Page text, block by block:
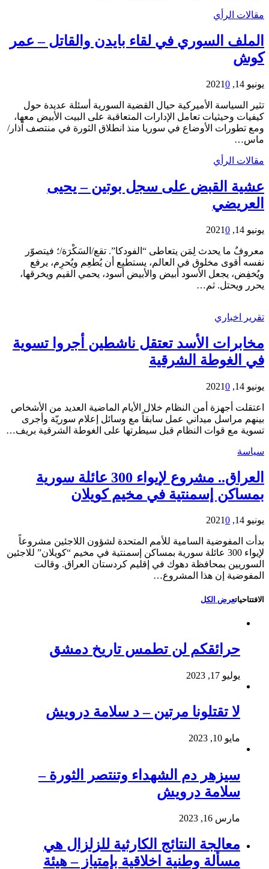
مقالات الرأي
الملف السوري في لقاء بايدن والقاتل – عمر
كوش
يونيو 14, 2021 0
تثير السياسة الأميركية حيال القضية السورية أسئلة عديدة حول
كيفيات وحيثيات تعامل الإدارات المتعاقبة على البيت الأبيض معها،
ومع تطورات الأوضاع في سوريا منذ انطلاق الثورة في منتصف آذار/
ماس…
مقالات الرأي
عشية القبض على سجل بوتين – يحيى
العريضي
يونيو 14, 2021 0
معروفٌ ما يحدث لِمَن يتعاطى “الفودكا”. تقع/السَكْرَة/؛ فيتصوّر
نفسه أقوى مخلوق في العالم، يستطيع أن يُطعِم ويُحرِم، يرفع
ويُخفِض، يجعل الأسود أبيض والأبيض أسود، يحمي القيم ويخرقها،
يحرر ويحتل. ثم…
تقرير اخباري
مخابرات الأسد تعتقل ناشطين أجروا تسوية
في الغوطة الشرقية
يونيو 14, 2021 0
اعتقلت أجهزة أمن النظام خلال الأيام الماضية العديد من الأشخاص
بينهم مراسل ميداني عمل سابقاً مع وسائل إعلام سوريّة وأجرى
تسوية مع قوات النظام قبل سيطرتها على الغوطة الشرقية بريف…
سياسة
العراق.. مشروع لإيواء 300 عائلة سورية
بمساكن إسمنتية في مخيم كويلان
يونيو 14, 2021 0
بدأت المفوضية السامية للأمم المتحدة لشؤون اللاجئين مشروعاً
لإيواء 300 عائلة سورية بمساكن إسمنتية في مخيم “كويلان” للاجئين
السوريين بمحافظة دهوك في إقليم كردستان العراق. وقالت
المفوضية إن هذا المشروع…
الافتتاحياتعرض الكل
حرائقكم لن تطمس تاريخ دمشق
يوليو 17, 2023
لا تقتلونا مرتين – د سلامة درويش
مايو 10, 2023
سيزهر دم الشهداء وتنتصر الثورة –
سلامة درويش
مارس 16, 2023
معالجة النتائج الكارثية للزلزال هي
مسألة وطنية اخلاقية بإمتياز – هيئة